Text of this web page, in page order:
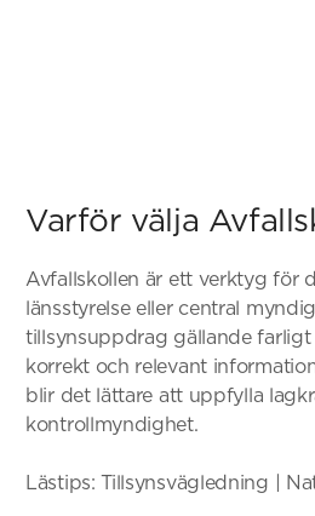
Varför välja
Avfallskollen är ett verktyg för
länsstyrelse eller central
tillsynsuppdrag gällande
korrekt och relevant
blir det lättare att uppfylla
kontrollmyndighet.
Lästips: Tillsynsvägledning |